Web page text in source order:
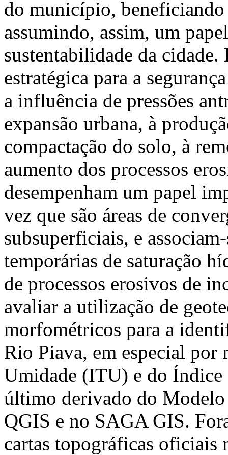
do município, beneficiando
assumindo, assim, um
sustentabilidade da
estratégica para a
a influência de pressões
expansão urbana, à
compactação do solo, à
aumento dos processos
desempenham um papel
vez que são áreas de
subsuperficiais, e
temporárias de saturação
de processos erosivos de
avaliar a utilização de
morfométricos para a
Rio Piava, em especial
Umidade (ITU) e do
último derivado do
QGIS e no SAGA GIS.
cartas topográficas oficiais